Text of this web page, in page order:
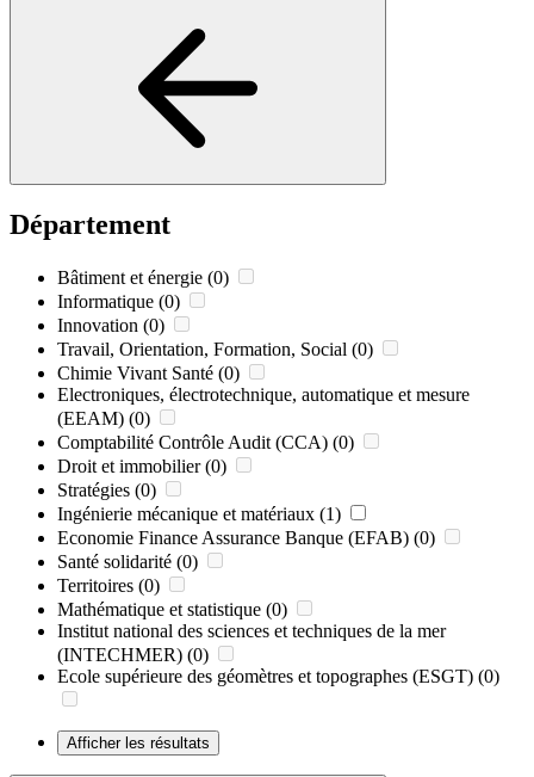
Département
Bâtiment et énergie (0)
Informatique (0)
Innovation (0)
Travail, Orientation, Formation, Social (0)
Chimie Vivant Santé (0)
Electroniques, électrotechnique, automatique et mesure
(EEAM) (0)
Comptabilité Contrôle Audit (CCA) (0)
Droit et immobilier (0)
Stratégies (0)
Ingénierie mécanique et matériaux (1)
Economie Finance Assurance Banque (EFAB) (0)
Santé solidarité (0)
Territoires (0)
Mathématique et statistique (0)
Institut national des sciences et techniques de la mer
(INTECHMER) (0)
Ecole supérieure des géomètres et topographes (ESGT) (0)
Afficher les résultats